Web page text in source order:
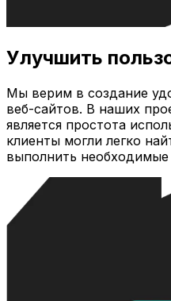
Улучшить
Мы верим в создание
веб-сайтов. В наших
является простота
клиенты могли легко
выполнить необходимые